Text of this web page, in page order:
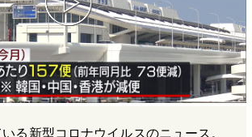
る新型コロナウイルスのニュース。